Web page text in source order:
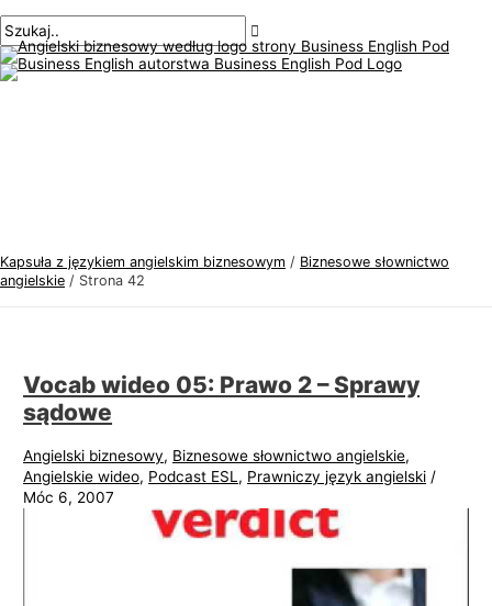
do
treści
główne
Kapsuła z językiem angielskim biznesowym / Biznesowe słownictwo
angielskie / Strona 42
Vocab wideo 05: Prawo 2 – Sprawy
sądowe
Angielski biznesowy, Biznesowe słownictwo angielskie,
Angielskie wideo, Podcast ESL , Prawniczy język angielski /
Móc 6, 2007
postów
T
e
m
ę
a
a
n
g
S
z
u